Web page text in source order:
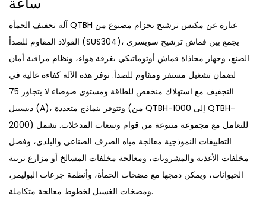
آلة تجفيف الحمأة QTBH عبارة عن مكبس ترشيح بحزام مصنوع من
الفولاذ المقاوم للصدأ (SUS304)، يجمع بين قماش ترشيح سويسري
الصنع، وجهاز محاذاة قماش أوتوماتيكي بغرفة هواء، ونظام مراقبة أمان
لضمان تشغيل مستقر ومقاوم للصدأ. توفر هذه الآلة كفاءة عالية في
التجفيف مع استهلاك منخفض للطاقة ومستوى ضوضاء لا يتجاوز 75
ديسيبل (A)، وتتوفر بنماذج متعددة (من QTBH-1000 إلى QTBH-
2000) للتعامل مع مجموعة متنوعة من قوام وسعات المدخلات. تشمل
التطبيقات النموذجية معالجة مياه الصرف الصناعي والبلدي، وفصل
مخلفات الأغذية والمشروبات، ومعالجة مخلفات المسالخ أو مزارع تربية
الحيوانات، ويمكن دمجها مع مضخات الحمأة، وأنظمة جرعات البوليمر،
ومضخات الغسيل لخطوط معالجة متكاملة.